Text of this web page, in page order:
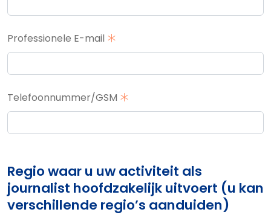
Professionele E-mail
Telefoonnummer/GSM
Regio waar u uw activiteit als
journalist hoofdzakelijk uitvoert (u kan
verschillende regio’s aanduiden)